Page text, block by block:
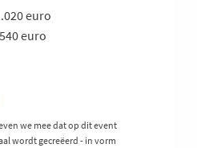
euro
euro
we mee dat op dit event
wordt gecreëerd - in vorm